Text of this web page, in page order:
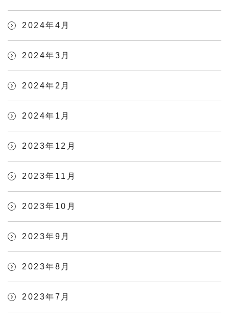
2024年4月
2024年3月
2024年2月
2024年1月
2023年12月
2023年11月
2023年10月
2023年9月
2023年8月
2023年7月